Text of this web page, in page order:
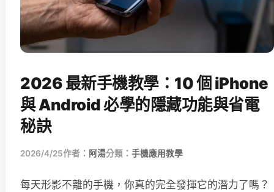
2026 最新手機教學：10 個 iPhone
與 Android 必學的隱藏功能與省電
秘訣
2026/4/25作者： 阿湯分類： 手機應用教學
每天形影不離的手機，你真的完全發揮它的潛力了嗎？